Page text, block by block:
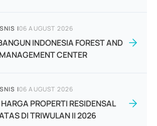
|06 AUGUST 2026
INDONESIA FOREST AND
CENTER
|06 AUGUST 2026
PROPERTI RESIDENSAL
DI TRIWULAN II 2026